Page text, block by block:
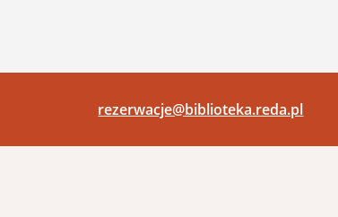
rezerwacje@biblioteka.reda.pl